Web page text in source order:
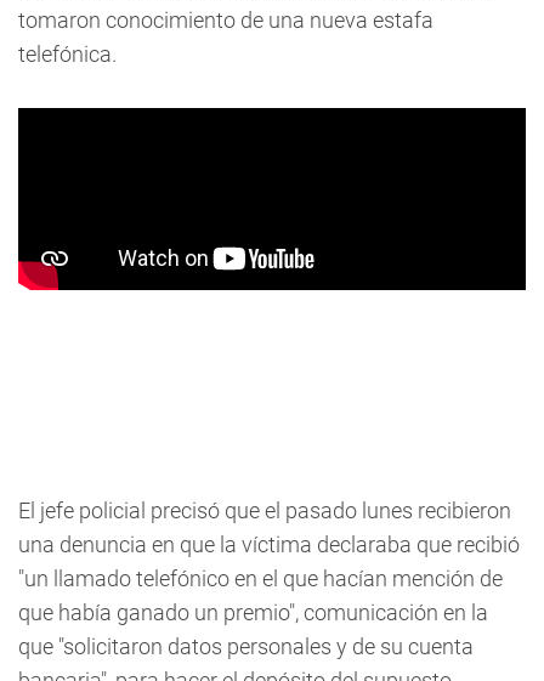
tomaron conocimiento de una nueva estafa
telefónica.
El jefe policial precisó que el pasado lunes recibieron
una denuncia en que la víctima declaraba que recibió
"un llamado telefónico en el que hacían mención de
que había ganado un premio", comunicación en la
que "solicitaron datos personales y de su cuenta